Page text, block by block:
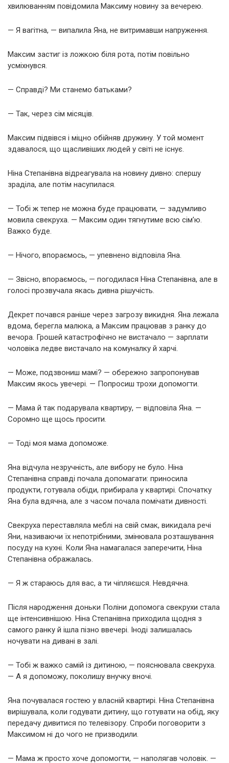
хвилюванням повідомила Максиму новину за вечерею.
— Я вагітна, — випалила Яна, не витримавши напруження.
Максим застиг із ложкою біля рота, потім повільно
усміхнувся.
— Справді? Ми станемо батьками?
— Так, через сім місяців.
Максим підвівся і міцно обійняв дружину. У той момент
здавалося, що щасливіших людей у світі не існує.
Ніна Степанівна відреагувала на новину дивно: спершу
зраділа, але потім насупилася.
— Тобі ж тепер не можна буде працювати, — задумливо
мовила свекруха. — Максим один тягнутиме всю сім’ю.
Важко буде.
— Нічого, впораємось, — упевнено відповіла Яна.
— Звісно, впораємось, — погодилася Ніна Степанівна, але в
голосі прозвучала якась дивна рішучість.
Декрет почався раніше через загрозу викидня. Яна лежала
вдома, берегла малюка, а Максим працював з ранку до
вечора. Грошей катастрофічно не вистачало — зарплати
чоловіка ледве вистачало на комуналку й харчі.
— Може, подзвониш мамі? — обережно запропонував
Максим якось увечері. — Попросиш трохи допомогти.
— Мама й так подарувала квартиру, — відповіла Яна. —
Соромно ще щось просити.
— Тоді моя мама допоможе.
Яна відчула незручність, але вибору не було. Ніна
Степанівна справді почала допомагати: приносила
продукти, готувала обіди, прибирала у квартирі. Спочатку
Яна була вдячна, але з часом почала помічати дивності.
Свекруха переставляла меблі на свій смак, викидала речі
Яни, називаючи їх непотрібними, змінювала розташування
посуду на кухні. Коли Яна намагалася заперечити, Ніна
Степанівна ображалась.
— Я ж стараюсь для вас, а ти чіпляєшся. Невдячна.
Після народження доньки Поліни допомога свекрухи стала
ще інтенсивнішою. Ніна Степанівна приходила щодня з
самого ранку й ішла пізно ввечері. Іноді залишалась
ночувати на дивані в залі.
— Тобі ж важко самій із дитиною, — пояснювала свекруха.
— А я допоможу, поколишу внучку вночі.
Яна почувалася гостею у власній квартирі. Ніна Степанівна
вирішувала, коли годувати дитину, що готувати на обід, яку
передачу дивитися по телевізору. Спроби поговорити з
Максимом ні до чого не призводили.
— Мама ж просто хоче допомогти, — наполягав чоловік. —